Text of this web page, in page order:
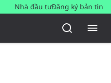
Nhà đầu tưĐăng ký bản tin